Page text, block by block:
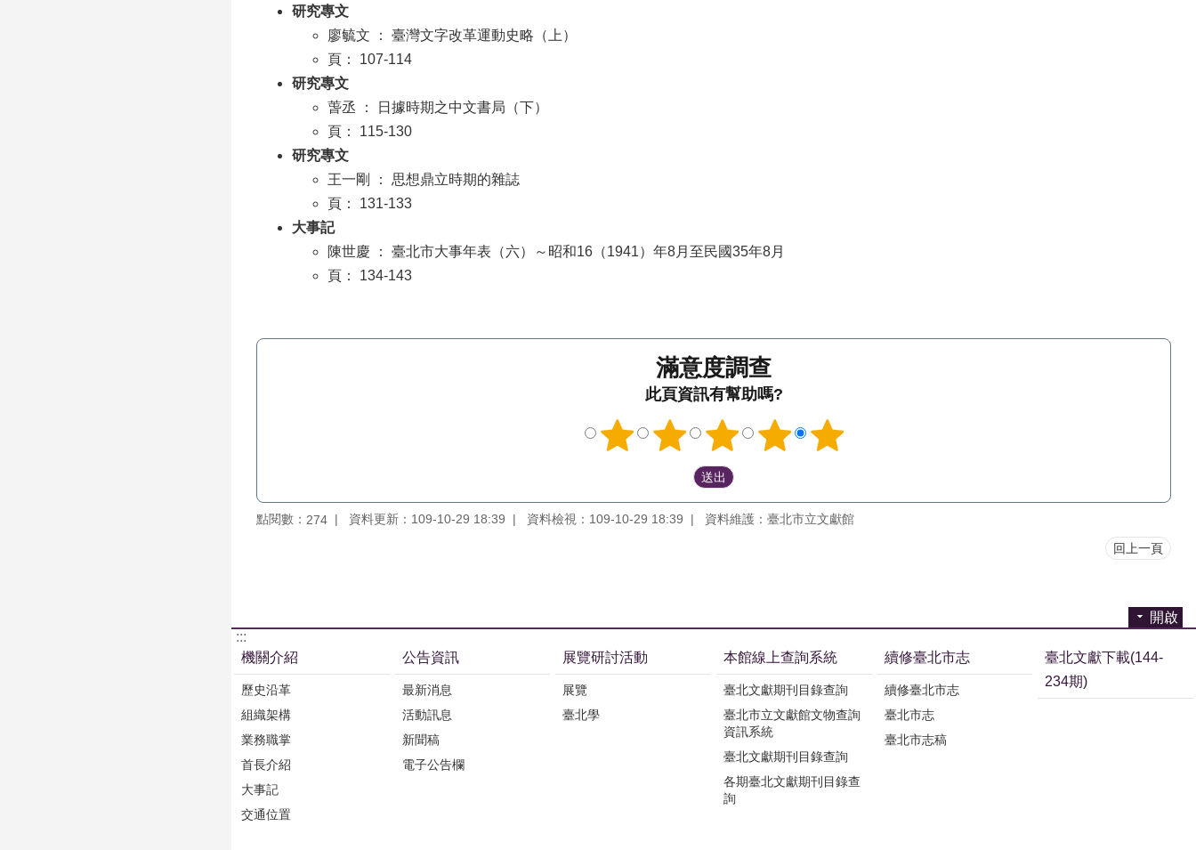
研究專文
廖毓文 ： 臺灣文字改革運動史略（上）
頁： 107-114
研究專文
萅丞 ： 日據時期之中文書局（下）
頁： 115-130
研究專文
王一剛 ： 思想鼎立時期的雜誌
頁： 131-133
大事記
陳世慶 ： 臺北市大事年表（六）～昭和16（1941）年8月至民國35年8月
頁： 134-143
滿意度調查
此頁資訊有幫助嗎?
點閱數： 274 資料更新：109-10-29 18:39 資料檢視：109-10-29 18:39 資料維護：臺北市立文獻館
回上一頁
開啟
:::
機關介紹
歷史沿革
組織架構
業務職掌
首長介紹
大事記
交通位置
公告資訊
最新消息
活動訊息
新聞稿
電子公告欄
展覽研討活動
展覽
臺北學
本館線上查詢系統
臺北文獻期刊目錄查詢
臺北市立文獻館文物查詢
資訊系統
臺北文獻期刊目錄查詢
各期臺北文獻期刊目錄查
詢
續修臺北市志
續修臺北市志
臺北市志
臺北市志稿
臺北文獻下載(144-
234期)